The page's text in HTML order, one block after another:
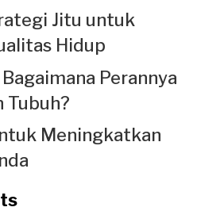
Jitu untuk
Hidup
Perannya
Tubuh?
Meningkatkan